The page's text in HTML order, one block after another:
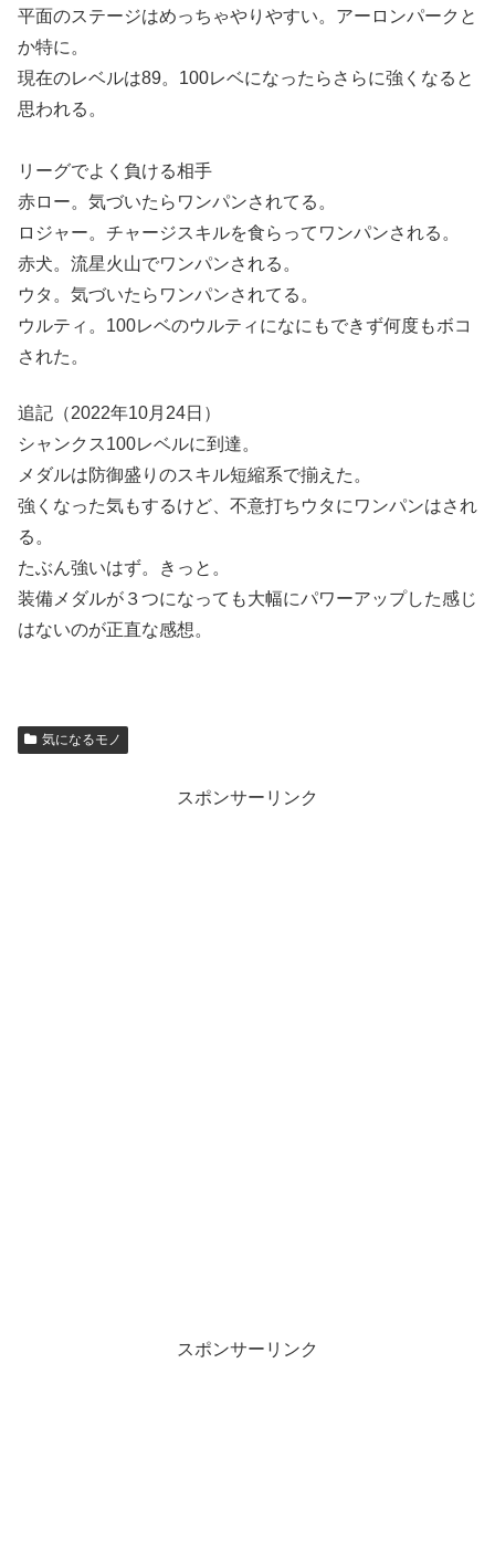
平面のステージはめっちゃやりやすい。アーロンパークと
か特に。
現在のレベルは89。100レベになったらさらに強くなると
思われる。
リーグでよく負ける相手
赤ロー。気づいたらワンパンされてる。
ロジャー。チャージスキルを食らってワンパンされる。
赤犬。流星火山でワンパンされる。
ウタ。気づいたらワンパンされてる。
ウルティ。100レベのウルティになにもできず何度もボコ
された。
追記（2022年10月24日）
シャンクス100レベルに到達。
メダルは防御盛りのスキル短縮系で揃えた。
強くなった気もするけど、不意打ちウタにワンパンはされ
る。
たぶん強いはず。きっと。
装備メダルが３つになっても大幅にパワーアップした感じ
はないのが正直な感想。
気になるモノ
スポンサーリンク
スポンサーリンク